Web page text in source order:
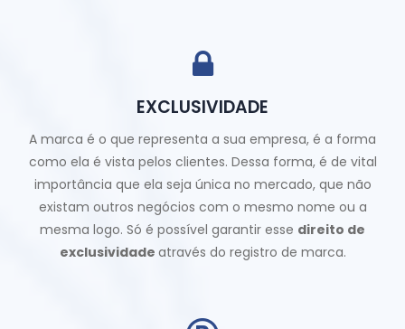
EXCLUSIVIDADE
A marca é o que representa a sua empresa, é a forma
como ela é vista pelos clientes. Dessa forma, é de vital
importância que ela seja única no mercado, que não
existam outros negócios com o mesmo nome ou a
mesma logo. Só é possível garantir esse direito de
exclusividade através do registro de marca.